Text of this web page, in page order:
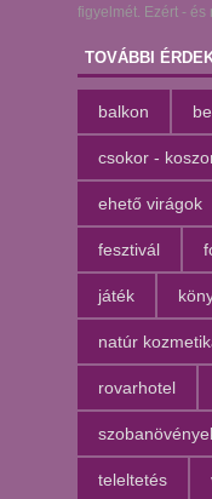
figyelmét. Ezért - és
TOVÁBBI
balkon
csokor -
ehető virágok
fesztivál
játék
natúr
rovarhotel
teleltetés